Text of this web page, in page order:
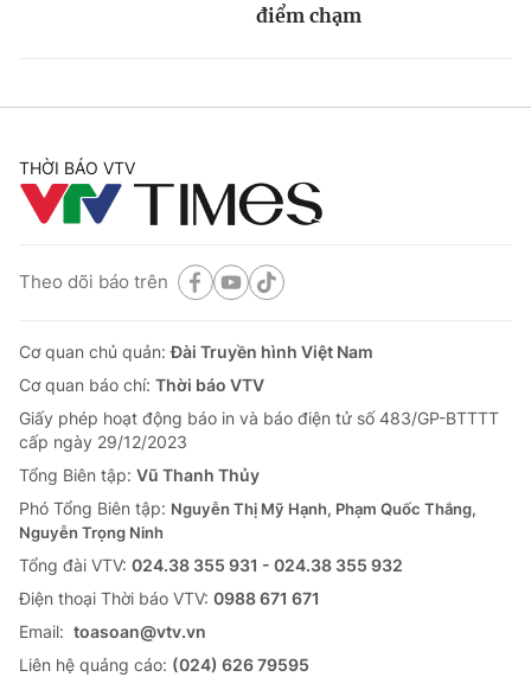
điểm chạm
THỜI BÁO VTV
Theo dõi báo trên
Cơ quan chủ quản:Đài Truyền hình Việt Nam
Cơ quan báo chí: Thời báo VTV
Giấy phép hoạt động báo in và báo điện tử số 483/GP-BTTTT
cấp ngày 29/12/2023
Tổng Biên tập: Vũ Thanh Thủy
Phó Tổng Biên tập: Nguyễn Thị Mỹ Hạnh, Phạm Quốc Thắng,
Nguyễn Trọng Ninh
Tổng đài VTV: 024.38 355 931 - 024.38 355 932
Ðiện thoại Thời báo VTV: 0988 671 671
Email: toasoan@vtv.vn
Liên hệ quảng cáo: (024) 626 79595